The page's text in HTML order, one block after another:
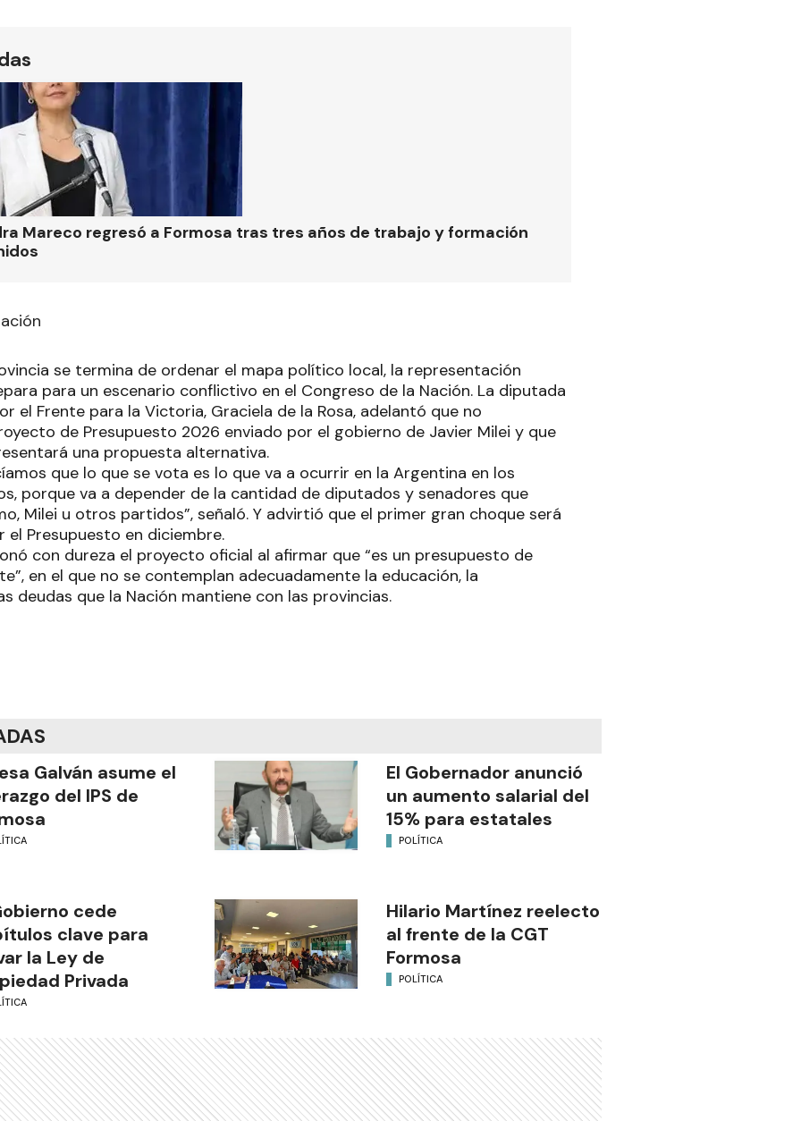
Mareco regresó a Formosa tras tres años de trabajo y formación
se termina de ordenar el mapa político local, la representación
para un escenario conflictivo en el Congreso de la Nación. La diputada
el Frente para la Victoria, Graciela de la Rosa, adelantó que no
de Presupuesto 2026 enviado por el gobierno de Javier Milei y que
una propuesta alternativa.
que lo que se vota es lo que va a ocurrir en la Argentina en los
porque va a depender de la cantidad de diputados y senadores que
Milei u otros partidos”, señaló. Y advirtió que el primer gran choque será
Presupuesto en diciembre.
con dureza el proyecto oficial al afirmar que “es un presupuesto de
en el que no se contemplan adecuadamente la educación, la
deudas que la Nación mantiene con las provincias.
Galván asume el
del IPS de
El Gobernador anunció
un aumento salarial del
15% para estatales
POLÍTICA
cede
clave para
la Ley de
Privada
Hilario Martínez reelecto
al frente de la CGT
Formosa
POLÍTICA